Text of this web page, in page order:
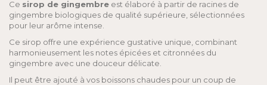
Ce sirop de gingembre est élaboré à partir de racines de
gingembre biologiques de qualité supérieure, sélectionnées
pour leur arôme intense.
Ce sirop offre une expérience gustative unique, combinant
harmonieusement les notes épicées et citronnées du
gingembre avec une douceur délicate.
Il peut être ajouté à vos boissons chaudes pour un coup de